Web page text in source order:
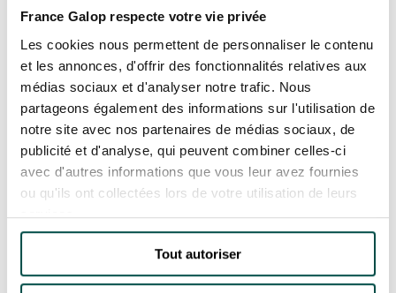
France Galop respecte votre vie privée
Les cookies nous permettent de personnaliser le contenu
et les annonces, d'offrir des fonctionnalités relatives aux
médias sociaux et d'analyser notre trafic. Nous
partageons également des informations sur l'utilisation de
notre site avec nos partenaires de médias sociaux, de
publicité et d'analyse, qui peuvent combiner celles-ci
avec d'autres informations que vous leur avez fournies
ou qu'ils ont collectées lors de votre utilisation de leurs
services.
Tout autoriser